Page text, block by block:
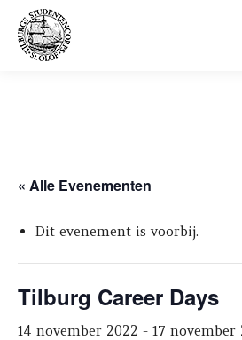
« Alle Evenementen
Dit evenement is voorbij.
Tilburg Career Days
14 november 2022 - 17 november